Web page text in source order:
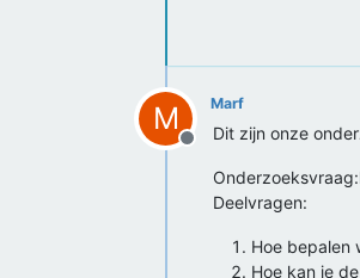
M
Offline
Marf
Dit zijn onze
Deelvragen:
Hoe bepalen
Hoe kan je